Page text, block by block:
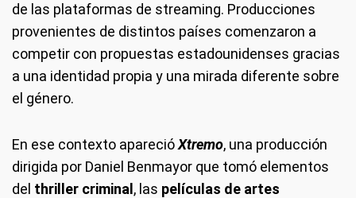
de las plataformas de streaming. Producciones
provenientes de distintos países comenzaron a
competir con propuestas estadounidenses gracias
a una identidad propia y una mirada diferente sobre
el género.
En ese contexto aparecióXtremo, una producción
dirigida por Daniel Benmayor que tomó elementos
del thriller criminal , las películas de artes